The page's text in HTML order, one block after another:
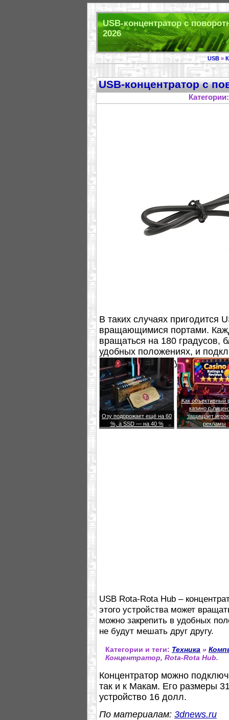
USB-концентратор с
2026
USB»
USB-концентратор с
В таких случаях пригодится
вращающимися портами.
вращаться на 180 градусов,
удобных положениях, и
мешать друг другу.
Озу подорожает ещё на 60
%, а SSD — на 40 %
Как объективный
казино с
защищает
рекламы
USB Rota-Rota Hub –
этого устройства может
можно закрепить в удобных
не будут мешать друг другу.
Категории и теги: Техника »
Концентратор, Rota-Rota Hub.
Концентратор можно
так и к Макам. Его размеры
устройство 16 долл.
По материалам: 3dnews.ru